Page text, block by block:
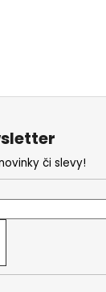
či slevy!